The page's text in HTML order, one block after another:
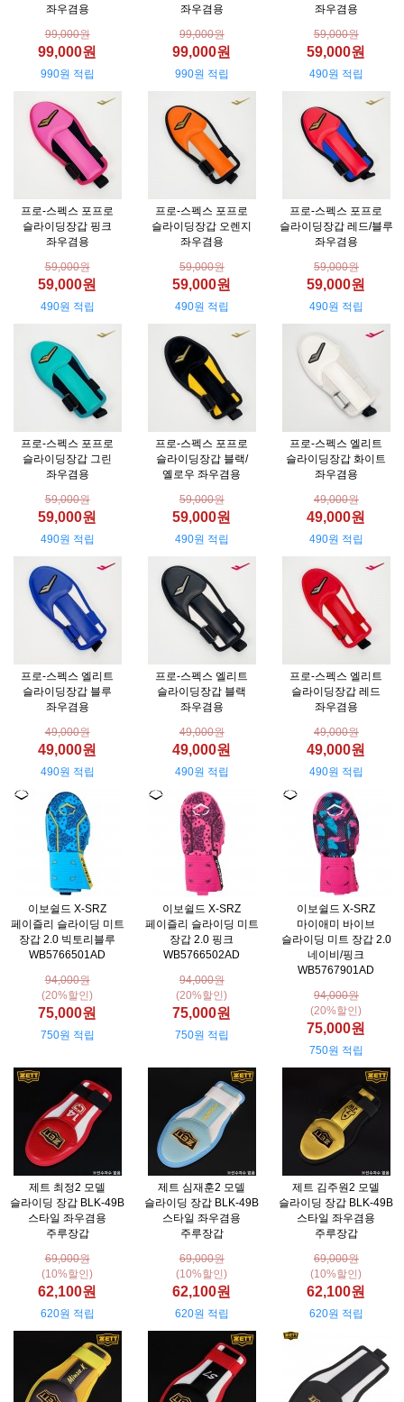
좌우겸용
99,000원
99,000원
990원 적립
좌우겸용
99,000원
99,000원
990원 적립
좌우겸용
59,000원
59,000원
490원 적립
프로-스펙스 포프로
슬라이딩장갑 핑크
좌우겸용
59,000원
59,000원
490원 적립
프로-스펙스 포프로
슬라이딩장갑 오렌지
좌우겸용
59,000원
59,000원
490원 적립
프로-스펙스 포프로
슬라이딩장갑 레드/블루
좌우겸용
59,000원
59,000원
490원 적립
프로-스펙스 포프로
슬라이딩장갑 그린
좌우겸용
59,000원
59,000원
490원 적립
프로-스펙스 포프로
슬라이딩장갑 블랙/
옐로우 좌우겸용
59,000원
59,000원
490원 적립
프로-스펙스 엘리트
슬라이딩장갑 화이트
좌우겸용
49,000원
49,000원
490원 적립
프로-스펙스 엘리트
슬라이딩장갑 블루
좌우겸용
49,000원
49,000원
490원 적립
프로-스펙스 엘리트
슬라이딩장갑 블랙
좌우겸용
49,000원
49,000원
490원 적립
프로-스펙스 엘리트
슬라이딩장갑 레드
좌우겸용
49,000원
49,000원
490원 적립
이보쉴드 X-SRZ
페이즐리 슬라이딩 미트
장갑 2.0 빅토리블루
WB5766501AD
94,000원
(20%할인)
75,000원
750원 적립
이보쉴드 X-SRZ
페이즐리 슬라이딩 미트
장갑 2.0 핑크
WB5766502AD
94,000원
(20%할인)
75,000원
750원 적립
이보쉴드 X-SRZ
마이애미 바이브
슬라이딩 미트 장갑 2.0
네이비/핑크
WB5767901AD
94,000원
(20%할인)
75,000원
750원 적립
제트 최정2 모델
슬라이딩 장갑 BLK-49B
스타일 좌우겸용
주루장갑
69,000원
(10%할인)
62,100원
620원 적립
제트 심재훈2 모델
슬라이딩 장갑 BLK-49B
스타일 좌우겸용
주루장갑
69,000원
(10%할인)
62,100원
620원 적립
제트 김주원2 모델
슬라이딩 장갑 BLK-49B
스타일 좌우겸용
주루장갑
69,000원
(10%할인)
62,100원
620원 적립